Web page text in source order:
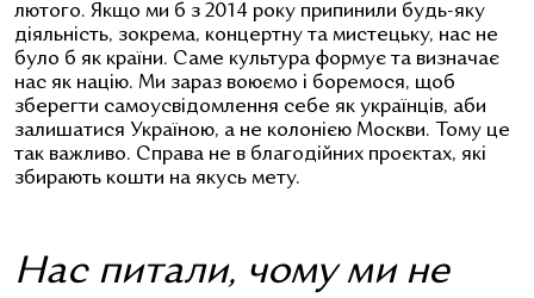
лютого. Якщо ми б з 2014 року припинили будь-яку
діяльність, зокрема, концертну та мистецьку, нас не
було б як країни. Саме культура формує та визначає
нас як націю. Ми зараз воюємо і боремося, щоб
зберегти самоусвідомлення себе як українців, аби
залишатися Україною, а не колонією Москви. Тому це
так важливо. Справа не в благодійних проєктах, які
збирають кошти на якусь мету.
Нас питали, чому ми не